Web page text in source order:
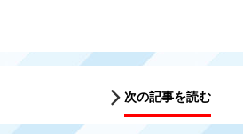
次の記事を読む